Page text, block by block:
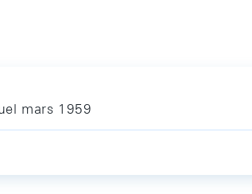
mars 1959